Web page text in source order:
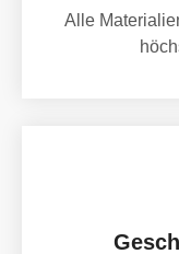
Alle